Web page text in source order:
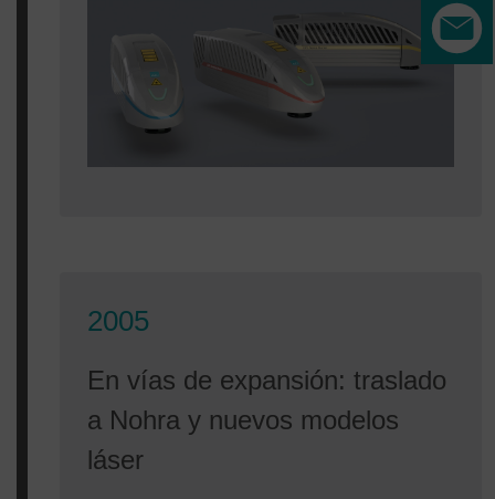
2005
En vías de expansión: traslado
a Nohra y nuevos modelos
láser